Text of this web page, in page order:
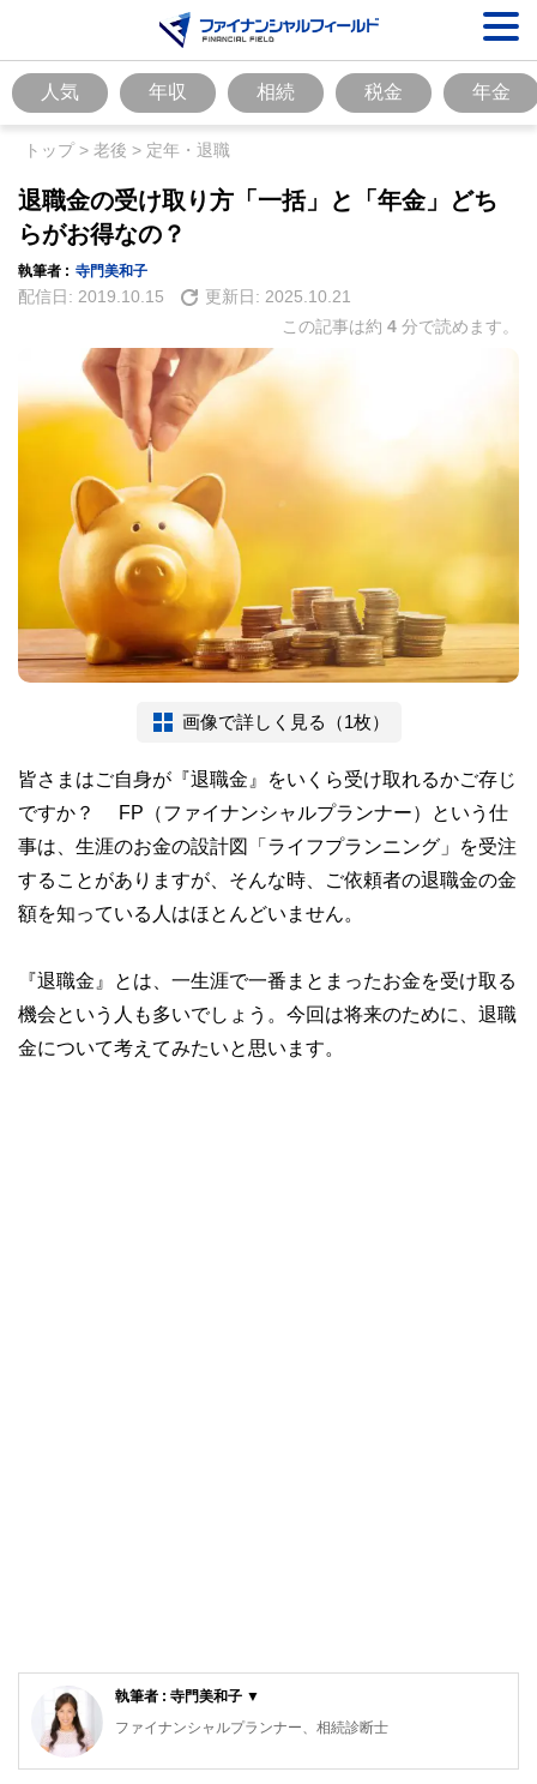
人気 年収 相続 税金 年金
トップ> 老後 > 定年・退職
退職金の受け取り方「一括」と「年金」どち
らがお得なの？
執筆者 : 寺門美和子
配信日: 2019.10.15 更新日: 2025.10.21
この記事は約 4 分で読めます。
画像で詳しく見る（1枚）
皆さまはご自身が『退職金』をいくら受け取れるかご存じ
ですか？ FP（ファイナンシャルプランナー）という仕
事は、生涯のお金の設計図「ライフプランニング」を受注
することがありますが、そんな時、ご依頼者の退職金の金
額を知っている人はほとんどいません。
『退職金』とは、一生涯で一番まとまったお金を受け取る
機会という人も多いでしょう。今回は将来のために、退職
金について考えてみたいと思います。
執筆者 : 寺門美和子 ▼
ファイナンシャルプランナー、相続診断士
公的保険アドバイザー／確定拠出年金相談ねっと認定FP